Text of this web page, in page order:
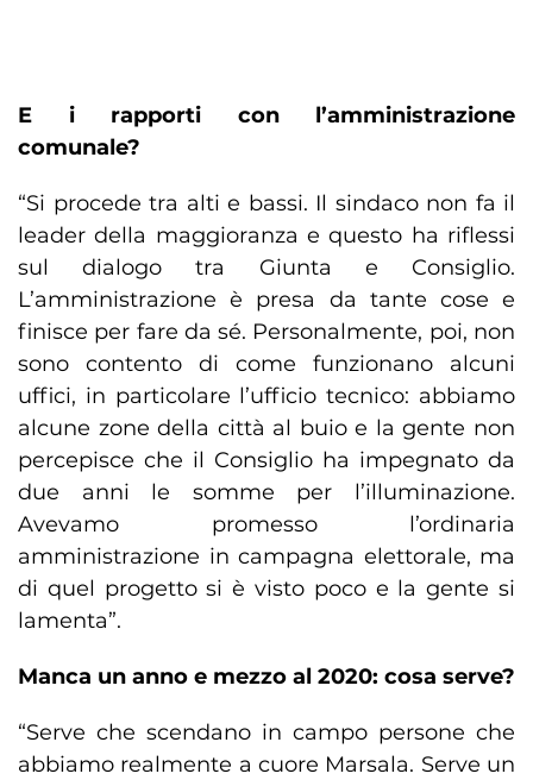
E i rapporti con l’amministrazione
comunale?
“Si procede tra alti e bassi. Il sindaco non fa il
leader della maggioranza e questo ha riflessi
sul dialogo tra Giunta e Consiglio.
L’amministrazione è presa da tante cose e
finisce per fare da sé. Personalmente, poi, non
sono contento di come funzionano alcuni
uffici, in particolare l’ufficio tecnico: abbiamo
alcune zone della città al buio e la gente non
percepisce che il Consiglio ha impegnato da
due anni le somme per l’illuminazione.
Avevamo promesso l’ordinaria
amministrazione in campagna elettorale, ma
di quel progetto si è visto poco e la gente si
lamenta”.
Manca un anno e mezzo al 2020: cosa serve?
“Serve che scendano in campo persone che
abbiamo realmente a cuore Marsala. Serve un